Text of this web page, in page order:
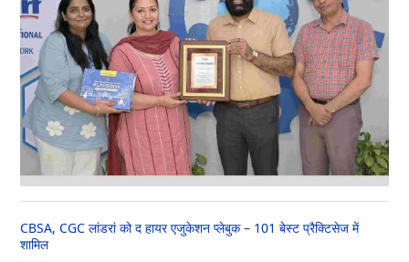
CBSA, CGC लांडरां को द हायर एजुकेशन प्लेबुक – 101 बेस्ट प्रैक्टिसेज में
शामिल